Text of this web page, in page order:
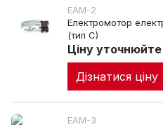
EAM-2
Електромотор
(тип C)
Ціну уточнюйте
Дізнатися ціну
EAM-3